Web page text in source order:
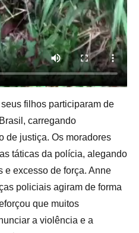
filhos participaram de
carregando
de justiça. Os moradores
táticas da polícia, alegando
e excesso de força. Anne
policiais agiram de forma
que muitos
a violência e a